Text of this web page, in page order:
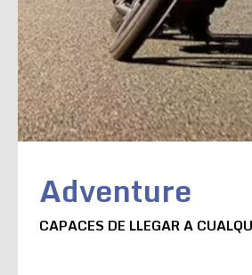
Adventure
CAPACES DE LLEGAR A